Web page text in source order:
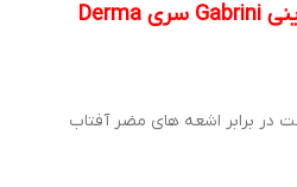
ویژگی های کرم پودر گابرینی Gabrini سری Derma